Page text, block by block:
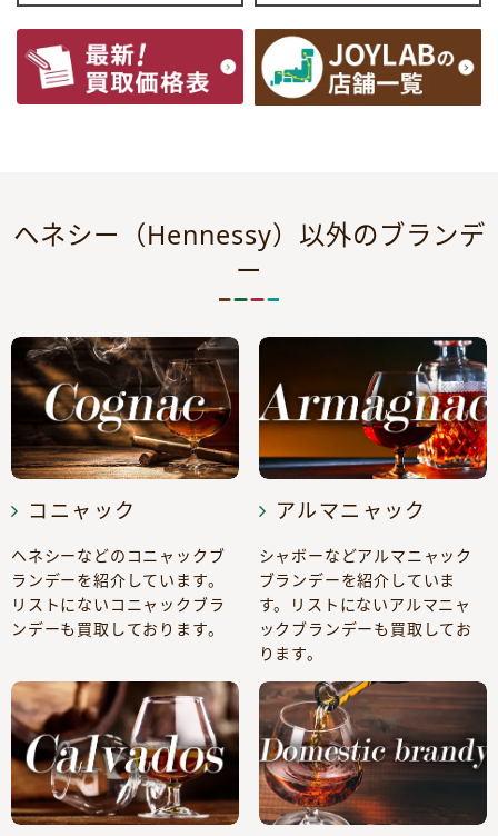
ヘネシー（Hennessy）以外のブランデ
ー
コニャック
ヘネシーなどのコニャックブ
ランデーを紹介しています。
リストにないコニャックブラ
ンデーも買取しております。
アルマニャック
シャボーなどアルマニャック
ブランデーを紹介していま
す。リストにないアルマニャ
ックブランデーも買取してお
ります。